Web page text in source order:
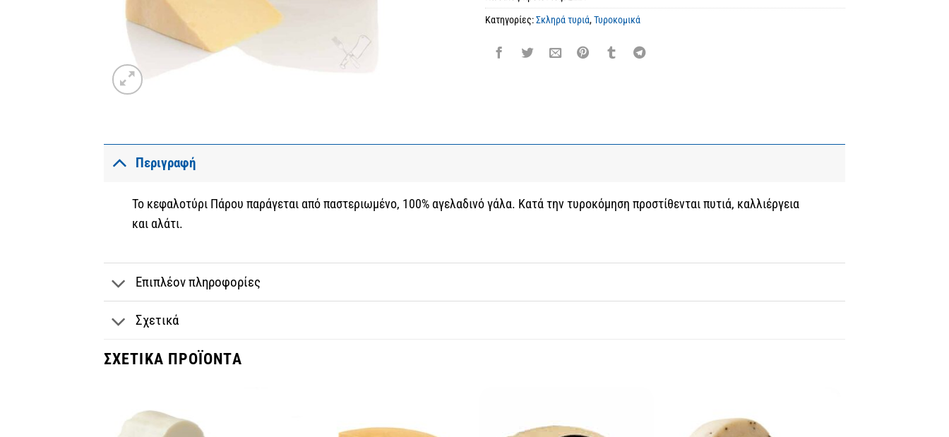
Κατηγορίες:Σκληρά τυριά,Τυροκομικά
Περιγραφή
Το κεφαλοτύρι Πάρου παράγεται από παστεριωμένο, 100% αγελαδινό γάλα. Κατά την τυροκόμηση προστίθενται πυτιά, καλλιέργεια
και αλάτι.
Επιπλέον πληροφορίες
Σχετικά
ΣΧΕΤΙΚΆ ΠΡΟΪΌΝΤΑ